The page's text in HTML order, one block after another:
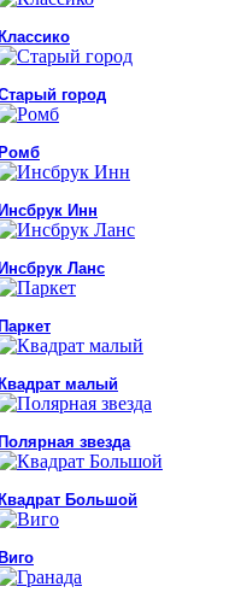
город
Инн
Ланс
малый
звезда
Большой